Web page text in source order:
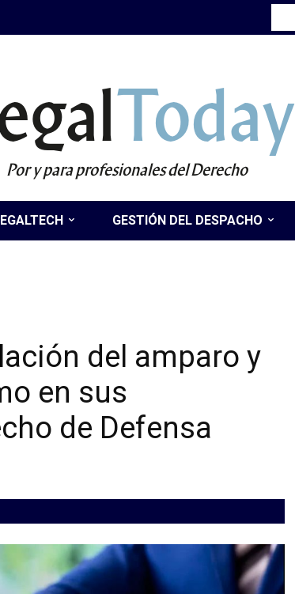
Today
Por y para profesionales del Derecho
GESTIÓN DEL DESPACHO
del amparo y
en sus
de Defensa